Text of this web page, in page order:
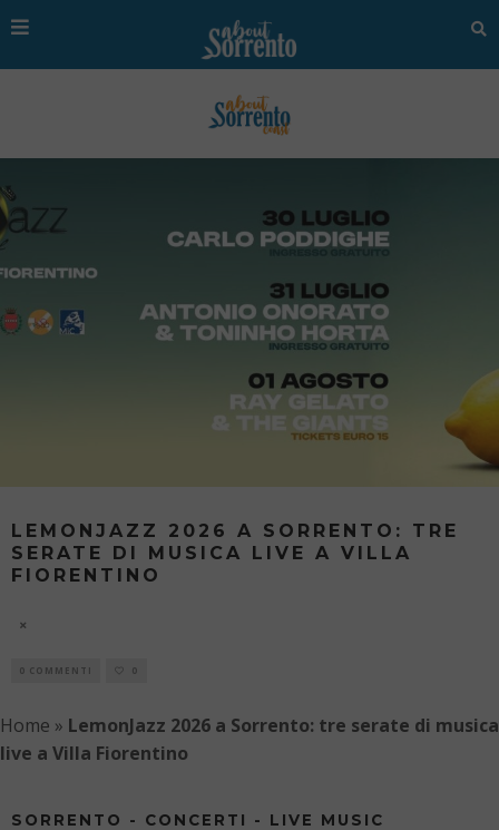
LEMONJAZZ 2026 A SORRENTO: TRE
SERATE DI MUSICA LIVE A VILLA
FIORENTINO
0 COMMENTI 0
Home » LemonJazz 2026 a Sorrento: tre serate di musica
live a Villa Fiorentino
SORRENTO - CONCERTI - LIVE MUSIC